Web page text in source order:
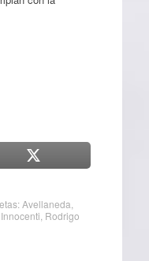
Avellaneda
Rodrigo